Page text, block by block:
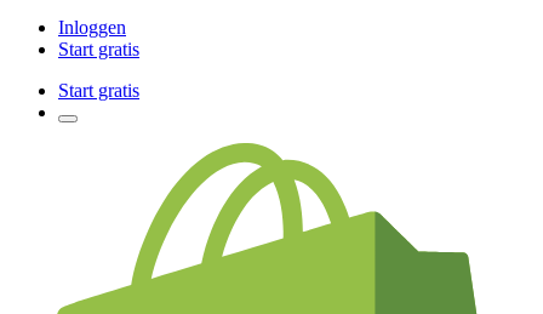
Inloggen
Start gratis
Start gratis